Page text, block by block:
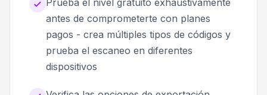
antes de comprometerte con planes
pagos - crea múltiples tipos de códigos y
prueba el escaneo en diferentes
dispositivos